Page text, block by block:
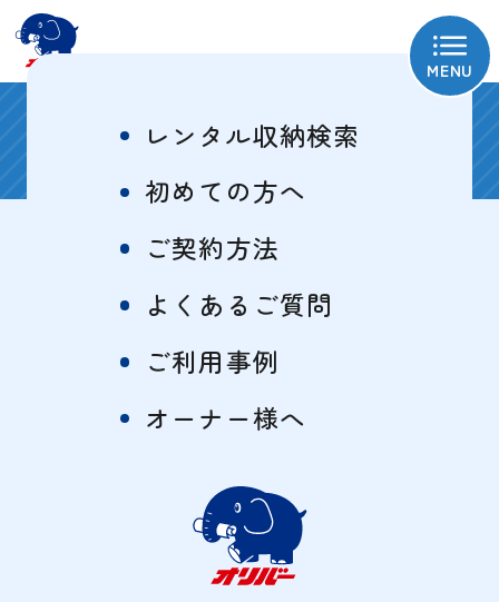
MENU
レンタル収納検索
初めての方へ
ご契約方法
よくあるご質問
ご利用事例
オーナー様へ
八王子石川町2号
サイズ・料金表
物件概要
- OVERVIEW -